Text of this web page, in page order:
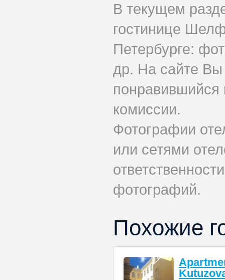
В текущем
гостинице
Петербурге:
др. На сайте Вы
комиссии.
Фотографии
или сетями
фотографий.
Похожие